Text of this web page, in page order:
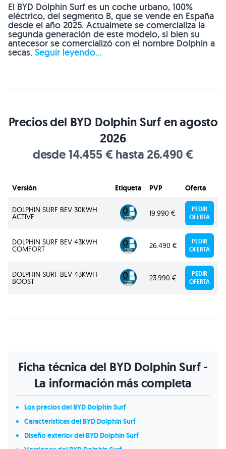
El BYD Dolphin Surf es un coche urbano, 100%
eléctrico, del segmento B, que se vende en España
desde el año 2025. Actualmete se comercializa la
segunda generación de este modelo, si bien su
antecesor se comercializó con el nombre Dolphin a
secas. Seguir leyendo...
Precios del BYD Dolphin Surf en agosto
2026
desde 14.455 € hasta 26.490 €
Versión Etiqueta PVP Oferta
DOLPHIN SURF BEV 30KWH
ACTIVE 19.990 €
PEDIR
OFERTA
DOLPHIN SURF BEV 43KWH
COMFORT 26.490 €
PEDIR
OFERTA
DOLPHIN SURF BEV 43KWH
BOOST 23.990 €
PEDIR
OFERTA
Ficha técnica del BYD Dolphin Surf -
La información más completa
Los precios del BYD Dolphin Surf
Características del BYD Dolphin Surf
Diseño exterior del BYD Dolphin Surf